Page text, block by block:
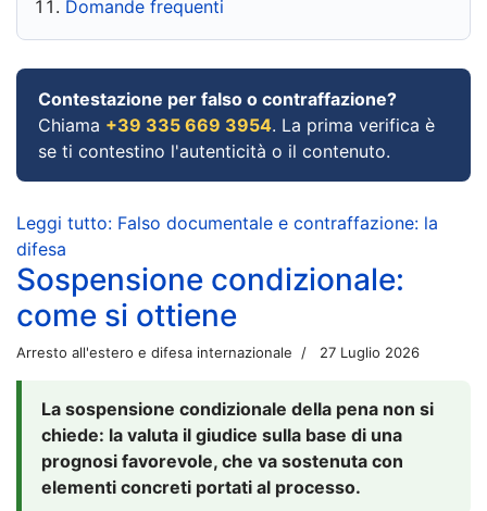
Domande frequenti
Contestazione per falso o contraffazione?
Chiama +39 335 669 3954. La prima verifica è
se ti contestino l'autenticità o il contenuto.
Leggi tutto: Falso documentale e contraffazione: la
difesa
Sospensione condizionale:
come si ottiene
Arresto all'estero e difesa internazionale 27 Luglio 2026
La sospensione condizionale della pena non si
chiede: la valuta il giudice sulla base di una
prognosi favorevole, che va sostenuta con
elementi concreti portati al processo.